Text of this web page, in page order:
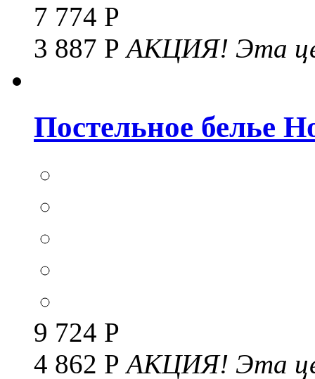
7 774 Р
3 887 РАКЦИЯ! Эта
Постельное белье
9 724 Р
4 862 РАКЦИЯ! Эта